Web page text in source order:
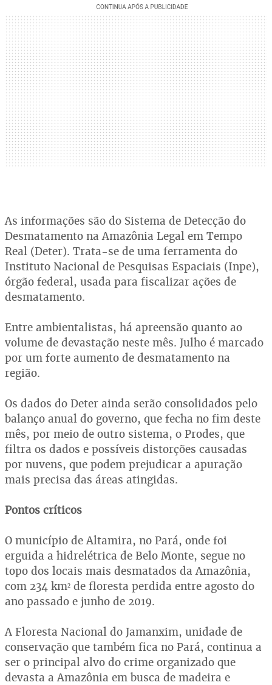
As informações são do Sistema de Detecção do
Desmatamento na Amazônia Legal em Tempo
Real (Deter). Trata-se de uma ferramenta do
Instituto Nacional de Pesquisas Espaciais (Inpe),
órgão federal, usada para fiscalizar ações de
desmatamento.
Entre ambientalistas, há apreensão quanto ao
volume de devastação neste mês. Julho é marcado
por um forte aumento de desmatamento na
região.
Os dados do Deter ainda serão consolidados pelo
balanço anual do governo, que fecha no fim deste
mês, por meio de outro sistema, o Prodes, que
filtra os dados e possíveis distorções causadas
por nuvens, que podem prejudicar a apuração
mais precisa das áreas atingidas.
Pontos críticos
O município de Altamira, no Pará, onde foi
erguida a hidrelétrica de Belo Monte, segue no
topo dos locais mais desmatados da Amazônia,
com 234 km² de floresta perdida entre agosto do
ano passado e junho de 2019.
A Floresta Nacional do Jamanxim, unidade de
conservação que também fica no Pará, continua a
ser o principal alvo do crime organizado que
devasta a Amazônia em busca de madeira e